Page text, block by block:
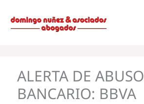
contenido
ALERTA DE ABUSO
BANCARIO: BBVA